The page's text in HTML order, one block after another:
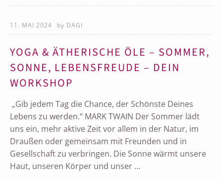
11. MAI 2024 by DAGI
YOGA & ÄTHERISCHE ÖLE – SOMMER,
SONNE, LEBENSFREUDE – DEIN
WORKSHOP
„Gib jedem Tag die Chance, der Schönste Deines
Lebens zu werden.“ MARK TWAIN Der Sommer lädt
uns ein, mehr aktive Zeit vor allem in der Natur, im
Draußen oder gemeinsam mit Freunden und in
Gesellschaft zu verbringen. Die Sonne wärmt unsere
Haut, unseren Körper und unser …